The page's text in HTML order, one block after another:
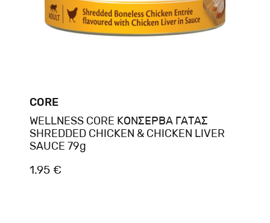
CORE
WELLNESS CORE ΚΟΝΣΕΡΒΑ ΓΑΤΑΣ
SHREDDED CHICKEN & CHICKEN LIVER
SAUCE 79g
1.95 €